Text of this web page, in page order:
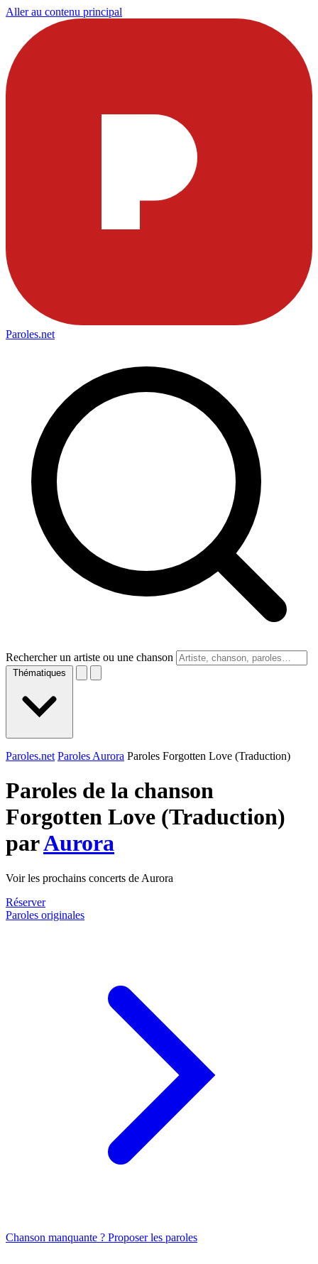
Aller au contenu principal
Paroles.net
Rechercher un artiste ou une chanson
Thématiques
Paroles.net Paroles Aurora Paroles Forgotten Love (Traduction)
Paroles de la chanson
Forgotten Love (Traduction)
parAurora
Voir les prochains concerts de Aurora
Réserver
Paroles originales
Chanson manquante ? Proposer les paroles